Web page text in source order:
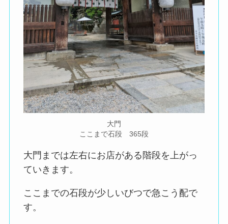
大門
ここまで石段 365段
大門までは左右にお店がある階段を上がっ
ていきます。
ここまでの石段が少しいびつで急こう配で
す。